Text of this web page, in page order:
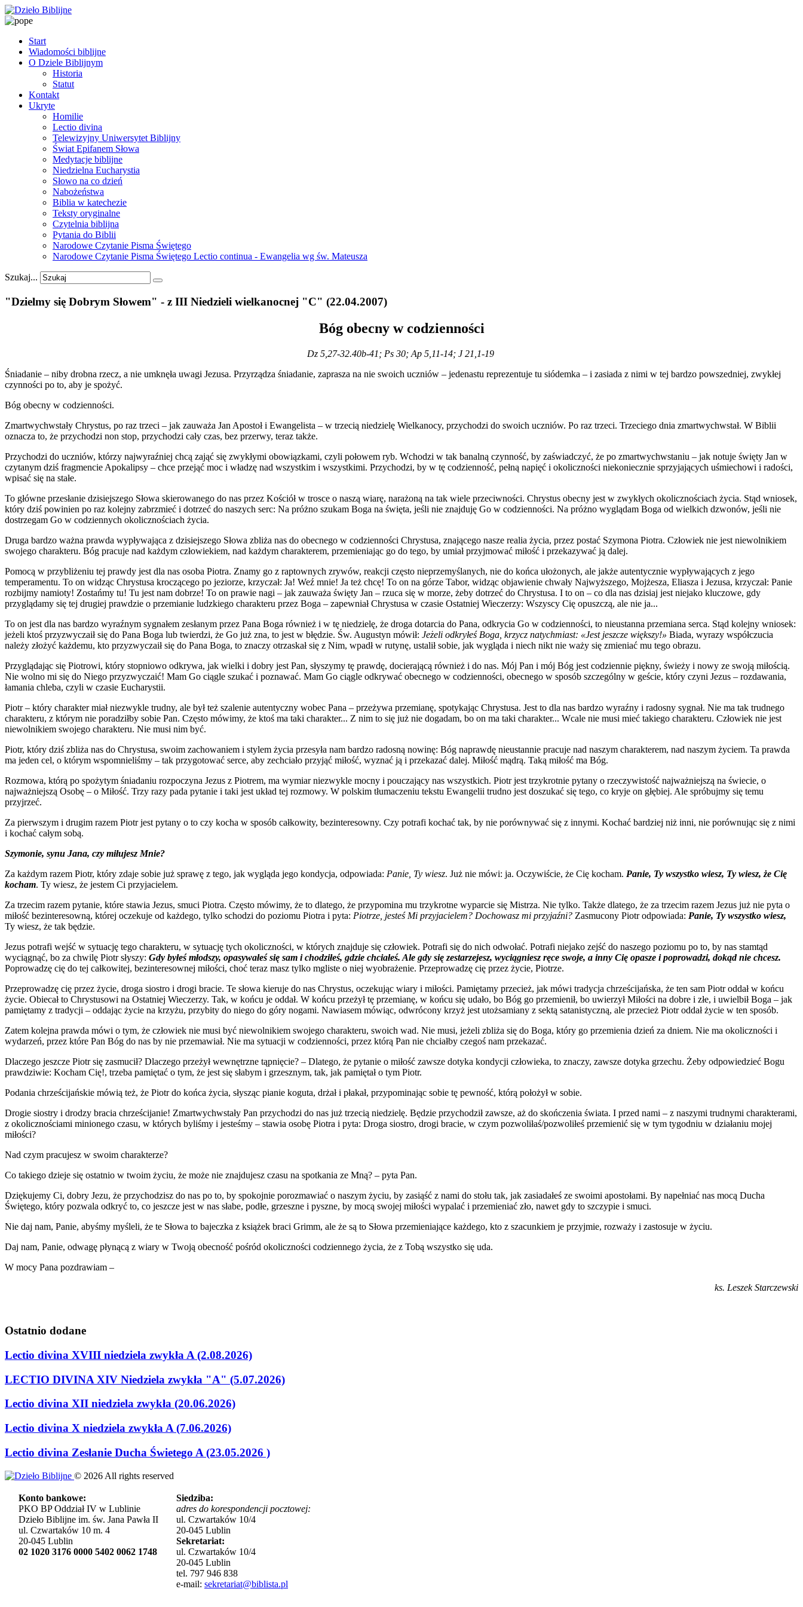
Start
Wiadomości biblijne
O Dziele Biblijnym
Historia
Statut
Kontakt
Ukryte
Homilie
Lectio divina
Telewizyjny Uniwersytet Biblijny
Świat Epifanem Słowa
Medytacje biblijne
Niedzielna Eucharystia
Słowo na co dzień
Nabożeństwa
Biblia w katechezie
Teksty oryginalne
Czytelnia biblijna
Pytania do Biblii
Narodowe Czytanie Pisma Świętego
Narodowe Czytanie Pisma Świętego Lectio continua - Ewangelia wg św. Mateusza
Szukaj...
"Dzielmy się Dobrym Słowem" - z III Niedzieli wielkanocnej "C" (22.04.2007)
Bóg obecny w codzienności
Dz 5,27-32.40b-41; Ps 30; Ap 5,11-14; J 21,1-19
Śniadanie – niby drobna rzecz, a nie umknęła uwagi Jezusa. Przyrządza śniadanie, zaprasza na nie swoich uczniów – jedenastu reprezentuje tu siódemka – i zasiada z nimi w tej bardzo powszedniej, zwykłej
czynności po to, aby je spożyć.
Bóg obecny w codzienności.
Zmartwychwstały Chrystus, po raz trzeci – jak zauważa Jan Apostoł i Ewangelista – w trzecią niedzielę Wielkanocy, przychodzi do swoich uczniów. Po raz trzeci. Trzeciego dnia zmartwychwstał. W Biblii
oznacza to, że przychodzi non stop, przychodzi cały czas, bez przerwy, teraz także.
Przychodzi do uczniów, którzy najwyraźniej chcą zająć się zwykłymi obowiązkami, czyli połowem ryb. Wchodzi w tak banalną czynność, by zaświadczyć, że po zmartwychwstaniu – jak notuje święty Jan w
czytanym dziś fragmencie Apokalipsy – chce przejąć moc i władzę nad wszystkim i wszystkimi. Przychodzi, by w tę codzienność, pełną napięć i okoliczności niekoniecznie sprzyjających uśmiechowi i radości,
wpisać się na stałe.
To główne przesłanie dzisiejszego Słowa skierowanego do nas przez Kościół w trosce o naszą wiarę, narażoną na tak wiele przeciwności. Chrystus obecny jest w zwykłych okolicznościach życia. Stąd wniosek,
który dziś powinien po raz kolejny zabrzmieć i dotrzeć do naszych serc: Na próżno szukam Boga na święta, jeśli nie znajduję Go w codzienności. Na próżno wyglądam Boga od wielkich dzwonów, jeśli nie
dostrzegam Go w codziennych okolicznościach życia.
Druga bardzo ważna prawda wypływająca z dzisiejszego Słowa zbliża nas do obecnego w codzienności Chrystusa, znającego nasze realia życia, przez postać Szymona Piotra. Człowiek nie jest niewolnikiem
swojego charakteru. Bóg pracuje nad każdym człowiekiem, nad każdym charakterem, przemieniając go do tego, by umiał przyjmować miłość i przekazywać ją dalej.
Pomocą w przybliżeniu tej prawdy jest dla nas osoba Piotra. Znamy go z raptownych zrywów, reakcji często nieprzemyślanych, nie do końca ułożonych, ale jakże autentycznie wypływających z jego
temperamentu. To on widząc Chrystusa kroczącego po jeziorze, krzyczał: Ja! Weź mnie! Ja też chcę! To on na górze Tabor, widząc objawienie chwały Najwyższego, Mojżesza, Eliasza i Jezusa, krzyczał: Panie
rozbijmy namioty! Zostańmy tu! Tu jest nam dobrze! To on prawie nagi – jak zauważa święty Jan – rzuca się w morze, żeby dotrzeć do Chrystusa. I to on – co dla nas dzisiaj jest niejako kluczowe, gdy
przyglądamy się tej drugiej prawdzie o przemianie ludzkiego charakteru przez Boga – zapewniał Chrystusa w czasie Ostatniej Wieczerzy: Wszyscy Cię opuszczą, ale nie ja...
To on jest dla nas bardzo wyraźnym sygnałem zesłanym przez Pana Boga również i w tę niedzielę, że droga dotarcia do Pana, odkrycia Go w codzienności, to nieustanna przemiana serca. Stąd kolejny wniosek:
jeżeli ktoś przyzwyczaił się do Pana Boga lub twierdzi, że Go już zna, to jest w błędzie. Św. Augustyn mówił: Jeżeli odkryłeś Boga, krzycz natychmiast: «Jest jeszcze większy!» Biada, wyrazy współczucia
należy złożyć każdemu, kto przyzwyczaił się do Pana Boga, to znaczy otrzaskał się z Nim, wpadł w rutynę, ustalił sobie, jak wygląda i niech nikt nie waży się zmieniać mu tego obrazu.
Przyglądając się Piotrowi, który stopniowo odkrywa, jak wielki i dobry jest Pan, słyszymy tę prawdę, docierającą również i do nas. Mój Pan i mój Bóg jest codziennie piękny, świeży i nowy ze swoją miłością.
Nie wolno mi się do Niego przyzwyczaić! Mam Go ciągle szukać i poznawać. Mam Go ciągle odkrywać obecnego w codzienności, obecnego w sposób szczególny w geście, który czyni Jezus – rozdawania,
łamania chleba, czyli w czasie Eucharystii.
Piotr – który charakter miał niezwykle trudny, ale był też szalenie autentyczny wobec Pana – przeżywa przemianę, spotykając Chrystusa. Jest to dla nas bardzo wyraźny i radosny sygnał. Nie ma tak trudnego
charakteru, z którym nie poradziłby sobie Pan. Często mówimy, że ktoś ma taki charakter... Z nim to się już nie dogadam, bo on ma taki charakter... Wcale nie musi mieć takiego charakteru. Człowiek nie jest
niewolnikiem swojego charakteru. Nie musi nim być.
Piotr, który dziś zbliża nas do Chrystusa, swoim zachowaniem i stylem życia przesyła nam bardzo radosną nowinę: Bóg naprawdę nieustannie pracuje nad naszym charakterem, nad naszym życiem. Ta prawda
ma jeden cel, o którym wspomnieliśmy – tak przygotować serce, aby zechciało przyjąć miłość, wyznać ją i przekazać dalej. Miłość mądrą. Taką miłość ma Bóg.
Rozmowa, którą po spożytym śniadaniu rozpoczyna Jezus z Piotrem, ma wymiar niezwykle mocny i pouczający nas wszystkich. Piotr jest trzykrotnie pytany o rzeczywistość najważniejszą na świecie, o
najważniejszą Osobę – o Miłość. Trzy razy pada pytanie i taki jest układ tej rozmowy. W polskim tłumaczeniu tekstu Ewangelii trudno jest doszukać się tego, co kryje on głębiej. Ale spróbujmy się temu
przyjrzeć.
Za pierwszym i drugim razem Piotr jest pytany o to czy kocha w sposób całkowity, bezinteresowny. Czy potrafi kochać tak, by nie porównywać się z innymi. Kochać bardziej niż inni, nie porównując się z nimi
i kochać całym sobą.
Szymonie, synu Jana, czy miłujesz Mnie?
Za każdym razem Piotr, który zdaje sobie już sprawę z tego, jak wygląda jego kondycja, odpowiada: Panie, Ty wiesz. Już nie mówi: ja. Oczywiście, że Cię kocham. Panie, Ty wszystko wiesz, Ty wiesz, że Cię
kocham. Ty wiesz, że jestem Ci przyjacielem.
Za trzecim razem pytanie, które stawia Jezus, smuci Piotra. Często mówimy, że to dlatego, że przypomina mu trzykrotne wyparcie się Mistrza. Nie tylko. Także dlatego, że za trzecim razem Jezus już nie pyta o
miłość bezinteresowną, której oczekuje od każdego, tylko schodzi do poziomu Piotra i pyta: Piotrze, jesteś Mi przyjacielem? Dochowasz mi przyjaźni? Zasmucony Piotr odpowiada: Panie, Ty wszystko wiesz,
Ty wiesz, że tak będzie.
Jezus potrafi wejść w sytuację tego charakteru, w sytuację tych okoliczności, w których znajduje się człowiek. Potrafi się do nich odwołać. Potrafi niejako zejść do naszego poziomu po to, by nas stamtąd
wyciągnąć, bo za chwilę Piotr słyszy: Gdy byłeś młodszy, opasywałeś się sam i chodziłeś, gdzie chciałeś. Ale gdy się zestarzejesz, wyciągniesz ręce swoje, a inny Cię opasze i poprowadzi, dokąd nie chcesz.
Poprowadzę cię do tej całkowitej, bezinteresownej miłości, choć teraz masz tylko mgliste o niej wyobrażenie. Przeprowadzę cię przez życie, Piotrze.
Przeprowadzę cię przez życie, droga siostro i drogi bracie. Te słowa kieruje do nas Chrystus, oczekując wiary i miłości. Pamiętamy przecież, jak mówi tradycja chrześcijańska, że ten sam Piotr oddał w końcu
życie. Obiecał to Chrystusowi na Ostatniej Wieczerzy. Tak, w końcu je oddał. W końcu przeżył tę przemianę, w końcu się udało, bo Bóg go przemienił, bo uwierzył Miłości na dobre i złe, i uwielbił Boga – jak
pamiętamy z tradycji – oddając życie na krzyżu, przybity do niego do góry nogami. Nawiasem mówiąc, odwrócony krzyż jest utożsamiany z sektą satanistyczną, ale przecież Piotr oddał życie w ten sposób.
Zatem kolejna prawda mówi o tym, że człowiek nie musi być niewolnikiem swojego charakteru, swoich wad. Nie musi, jeżeli zbliża się do Boga, który go przemienia dzień za dniem. Nie ma okoliczności i
wydarzeń, przez które Pan Bóg do nas by nie przemawiał. Nie ma sytuacji w codzienności, przez którą Pan nie chciałby czegoś nam przekazać.
Dlaczego jeszcze Piotr się zasmucił? Dlaczego przeżył wewnętrzne tąpnięcie? – Dlatego, że pytanie o miłość zawsze dotyka kondycji człowieka, to znaczy, zawsze dotyka grzechu. Żeby odpowiedzieć Bogu
prawdziwie: Kocham Cię!, trzeba pamiętać o tym, że jest się słabym i grzesznym, tak, jak pamiętał o tym Piotr.
Podania chrześcijańskie mówią też, że Piotr do końca życia, słysząc pianie koguta, drżał i płakał, przypominając sobie tę pewność, którą położył w sobie.
Drogie siostry i drodzy bracia chrześcijanie! Zmartwychwstały Pan przychodzi do nas już trzecią niedzielę. Będzie przychodził zawsze, aż do skończenia świata. I przed nami – z naszymi trudnymi charakterami,
z okolicznościami minionego czasu, w których byliśmy i jesteśmy – stawia osobę Piotra i pyta: Droga siostro, drogi bracie, w czym pozwoliłaś/pozwoliłeś przemienić się w tym tygodniu w działaniu mojej
miłości?
Nad czym pracujesz w swoim charakterze?
Co takiego dzieje się ostatnio w twoim życiu, że może nie znajdujesz czasu na spotkania ze Mną? – pyta Pan.
Dziękujemy Ci, dobry Jezu, że przychodzisz do nas po to, by spokojnie porozmawiać o naszym życiu, by zasiąść z nami do stołu tak, jak zasiadałeś ze swoimi apostołami. By napełniać nas mocą Ducha
Świętego, który pozwala odkryć to, co jeszcze jest w nas słabe, podłe, grzeszne i pyszne, by mocą swojej miłości wypalać i przemieniać zło, nawet gdy to szczypie i smuci.
Nie daj nam, Panie, abyśmy myśleli, że te Słowa to bajeczka z książek braci Grimm, ale że są to Słowa przemieniające każdego, kto z szacunkiem je przyjmie, rozważy i zastosuje w życiu.
Daj nam, Panie, odwagę płynącą z wiary w Twoją obecność pośród okoliczności codziennego życia, że z Tobą wszystko się uda.
W mocy Pana pozdrawiam –
ks. Leszek Starczewski
Ostatnio dodane
Lectio divina XVIII niedziela zwykła A (2.08.2026)
LECTIO DIVINA XIV Niedziela zwykła "A" (5.07.2026)
Lectio divina XII niedziela zwykła (20.06.2026)
Lectio divina X niedziela zwykła A (7.06.2026)
Lectio divina Zesłanie Ducha Świetego A (23.05.2026 )
© 2026 All rights reserved
Konto bankowe:
PKO BP Oddział IV w Lublinie
Dzieło Biblijne im. św. Jana Pawła II
ul. Czwartaków 10 m. 4
20-045 Lublin
02 1020 3176 0000 5402 0062 1748
Siedziba:
adres do korespondencji pocztowej:
ul. Czwartaków 10/4
20-045 Lublin
Sekretariat:
ul. Czwartaków 10/4
20-045 Lublin
tel. 797 946 838
e-mail: sekretariat@biblista.pl